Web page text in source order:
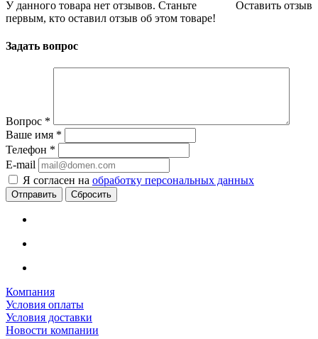
Оставить отзыв
У данного товара нет отзывов. Станьте
первым, кто оставил отзыв об этом товаре!
Задать вопрос
Вопрос *
Ваше имя *
Телефон *
E-mail
Я согласен на обработку персональных данных
Сбросить
Компания
Условия оплаты
Условия доставки
Новости компании